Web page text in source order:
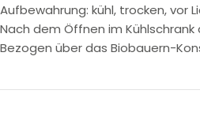
Aufbewahrung: kühl, trocken, vor
Nach dem Öffnen im
Bezogen über das Biobauern-